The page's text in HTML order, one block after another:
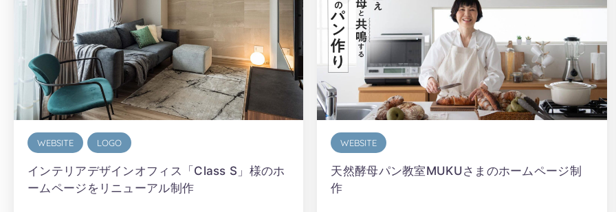
WEBSITE LOGO
インテリアデザインオフィス「Class S」様のホ
ームページをリニューアル制作
WEBSITE
天然酵母パン教室MUKUさまのホームページ制
作